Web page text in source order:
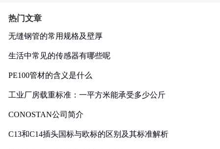
热门文章
无缝钢管的常用规格及壁厚
生活中常见的传感器有哪些呢
PE100管材的含义是什么
工业厂房载重标准：一平方米能承受多少公斤
CONOSTAN公司简介
C13和C14插头国标与欧标的区别及其标准解析